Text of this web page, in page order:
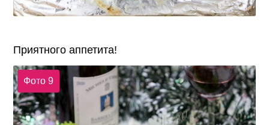
Приятного аппетита!
Фото 9